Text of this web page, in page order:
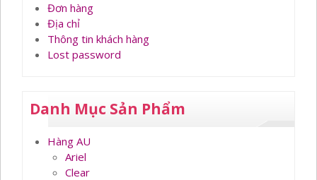
Đơn hàng
Địa chỉ
Thông tin khách hàng
Lost password
Danh Mục Sản Phẩm
Hàng AU
Ariel
Clear